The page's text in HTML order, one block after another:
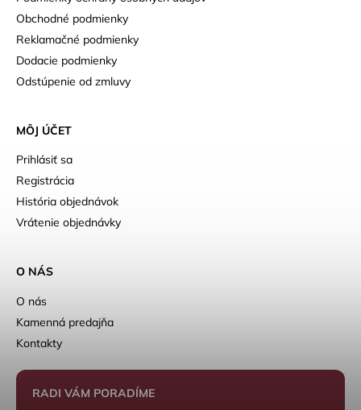
Obchodné podmienky
Reklamačné podmienky
Dodacie podmienky
Odstúpenie od zmluvy
MÔJ ÚČET
Prihlásiť sa
Registrácia
História objednávok
Vrátenie objednávky
O NÁS
O nás
Kamenná predajňa
Kontakty
RADI VÁM PORADÍME